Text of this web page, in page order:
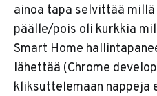
ainoa tapa selvittää
päälle/pois oli kurkkia
Smart Home
lähettää (Chrome
kliksuttelemaan nappeja